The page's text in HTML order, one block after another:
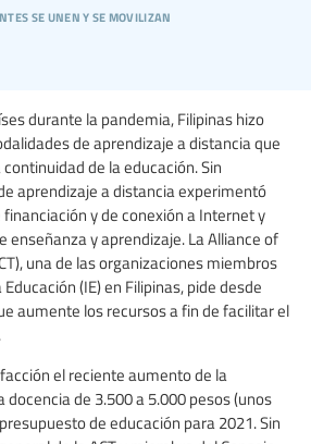
se unen y se movilizan
durante la pandemia, Filipinas hizo
de aprendizaje a distancia que
de la educación. Sin
aprendizaje a distancia experimentó
y de conexión a Internet y
enseñanza y aprendizaje. La Alliance of
una de las organizaciones miembros
(IE) en Filipinas, pide desde
aumente los recursos a fin de facilitar el
el reciente aumento de la
docencia de 3.500 a 5.000 pesos (unos
de educación para 2021. Sin